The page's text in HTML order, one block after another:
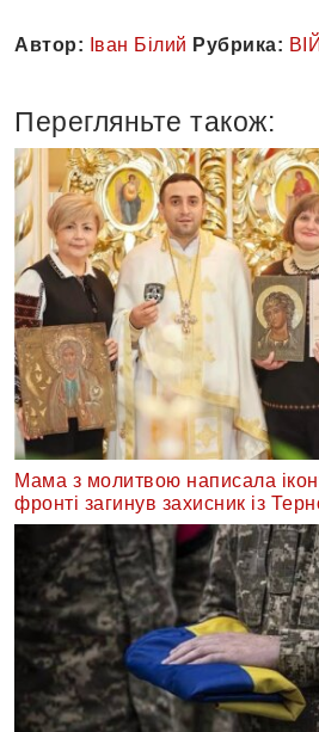
Автор: Іван Білий Рубрика:
Перегляньте також:
Мама з молитвою написала
фронті загинув захисник із